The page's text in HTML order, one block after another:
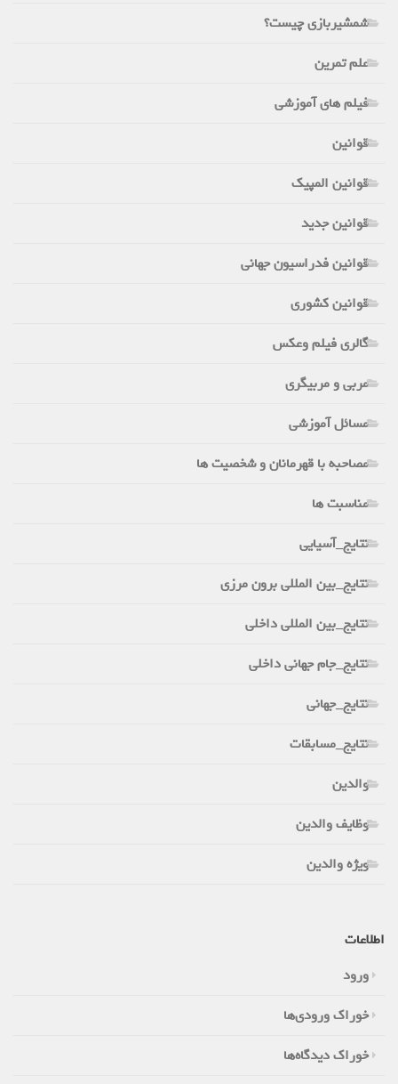
شمشیربازی چیست؟
علم تمرین
فیلم های آموزشی
قوانین
قوانین المپیک
قوانین جدید
قوانین فدراسیون جهانی
قوانین کشوری
گالری فیلم وعکس
مربی و مربیگری
مسائل آموزشی
مصاحبه با قهرمانان و شخصیت ها
مناسبت ها
نتایج_آسیایی
نتایج_بین المللی برون مرزی
نتایج_بین المللی داخلی
نتایج_جام جهانی داخلی
نتایج_جهانی
نتایج_مسابقات
والدین
وظایف والدین
ویژه والدین
اطلاعات
ورود
خوراک ورودی‌ها
خوراک دیدگاه‌ها